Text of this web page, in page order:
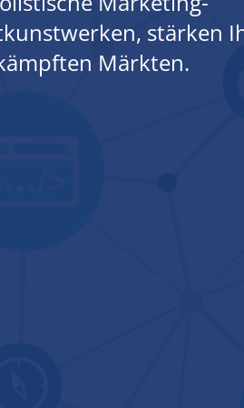
stärken
Märkten.